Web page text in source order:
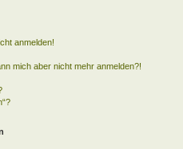
anmelden!
mich aber nicht mehr anmelden?!